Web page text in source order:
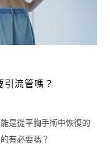
流管嗎？
是從平胸手術中恢復的
有必要嗎？